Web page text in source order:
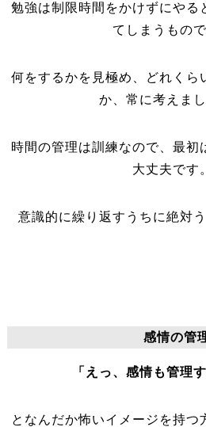
勉強は制限時間をかけずにやる
てしまうもので
何をするかを見極め、どれくら
か、常に考えまし
時間の管理は訓練なので、最初
大丈夫です。
意識的に繰り返すうちに絶対
感情の管
「えっ、感情も管理
となんだか怖いイメージを持つ